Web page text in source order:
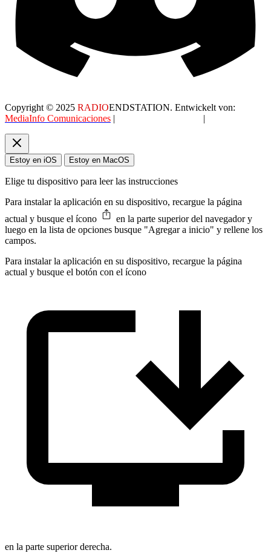
Copyright © 2025 RADIOENDSTATION. Entwickelt von:
MediaInfo Comunicaciones | |
Estoy en iOS Estoy en MacOS
Elige tu dispositivo para leer las instrucciones
Para instalar la aplicación en su dispositivo, recargue la página
actual y busque el ícono
en la parte superior del navegador y
luego en la lista de opciones busque "Agregar a inicio" y rellene los
campos.
Para instalar la aplicación en su dispositivo, recargue la página
actual y busque el botón con el ícono
en la parte superior derecha.